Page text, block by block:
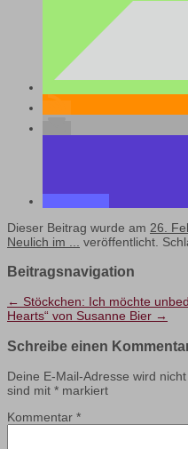
Dieser Beitrag wurde am 26.
Neulich im ...
veröffentlicht.
Beitragsnavigation
← Stöckchen: Ich möchte
Hearts“ von Susanne Bier →
Schreibe einen
Deine E-Mail-Adresse wird
sind mit * markiert
Kommentar *